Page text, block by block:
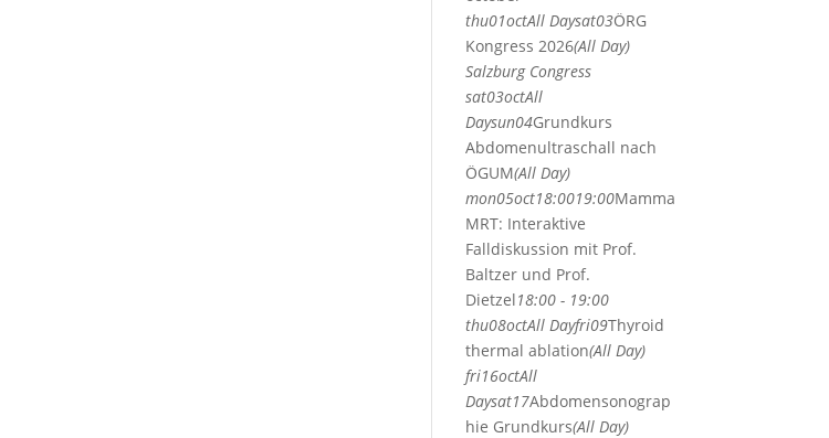
thu01octAll Daysat03ÖRG
Kongress 2026(All Day)
Salzburg Congress
sat03octAll
Daysun04Grundkurs
Abdomenultraschall nach
ÖGUM(All Day)
mon05oct18:0019:00Mamma
MRT: Interaktive
Falldiskussion mit Prof.
Baltzer und Prof.
Dietzel18:00 - 19:00
thu08octAll Dayfri09Thyroid
thermal ablation(All Day)
fri16octAll
Daysat17Abdomensonograp
hie Grundkurs(All Day)